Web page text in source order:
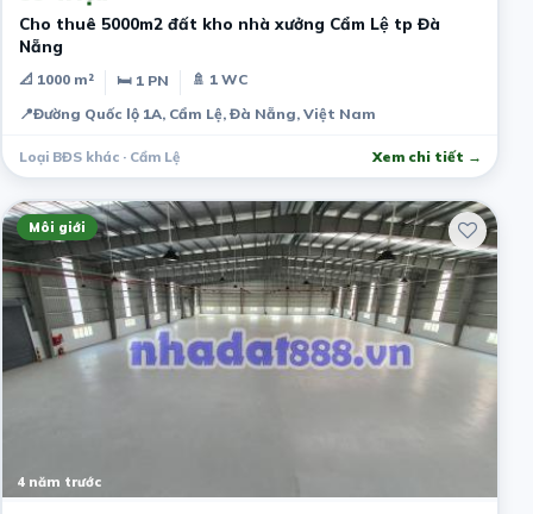
Cho thuê 5000m2 đất kho nhà xưởng Cẩm Lệ tp Đà
Nẵng
📐 1000 m² 🛏 1 PN
🚿 1 WC
📍Đường Quốc lộ 1A, Cẩm Lệ, Đà Nẵng, Việt Nam
Loại BĐS khác · Cẩm Lệ Xem chi tiết →
Môi giới
4 năm trước